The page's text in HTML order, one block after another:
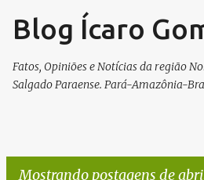
Pular para o
Blog Ícaro
Fatos, Opiniões e Notícias da região
Salgado Paraense. Pará-Amazônia-
Mostrando postagens de